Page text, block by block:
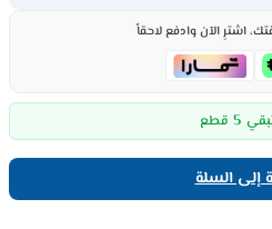
اشترِ الآن وادفع لاحقاً
5 قطع
إلى السلة